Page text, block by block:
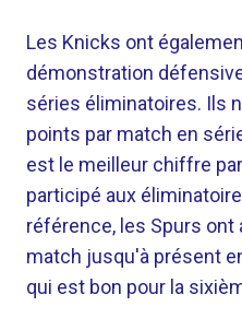
Les Knicks ont
démonstration
séries éliminatoires. Ils
points par match en
est le meilleur chiffre
participé aux
référence, les Spurs ont
match jusqu'à présent
qui est bon pour la